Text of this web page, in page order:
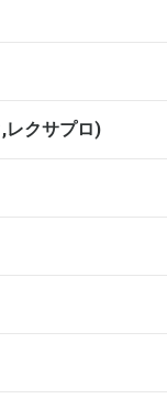
レクサプロ)